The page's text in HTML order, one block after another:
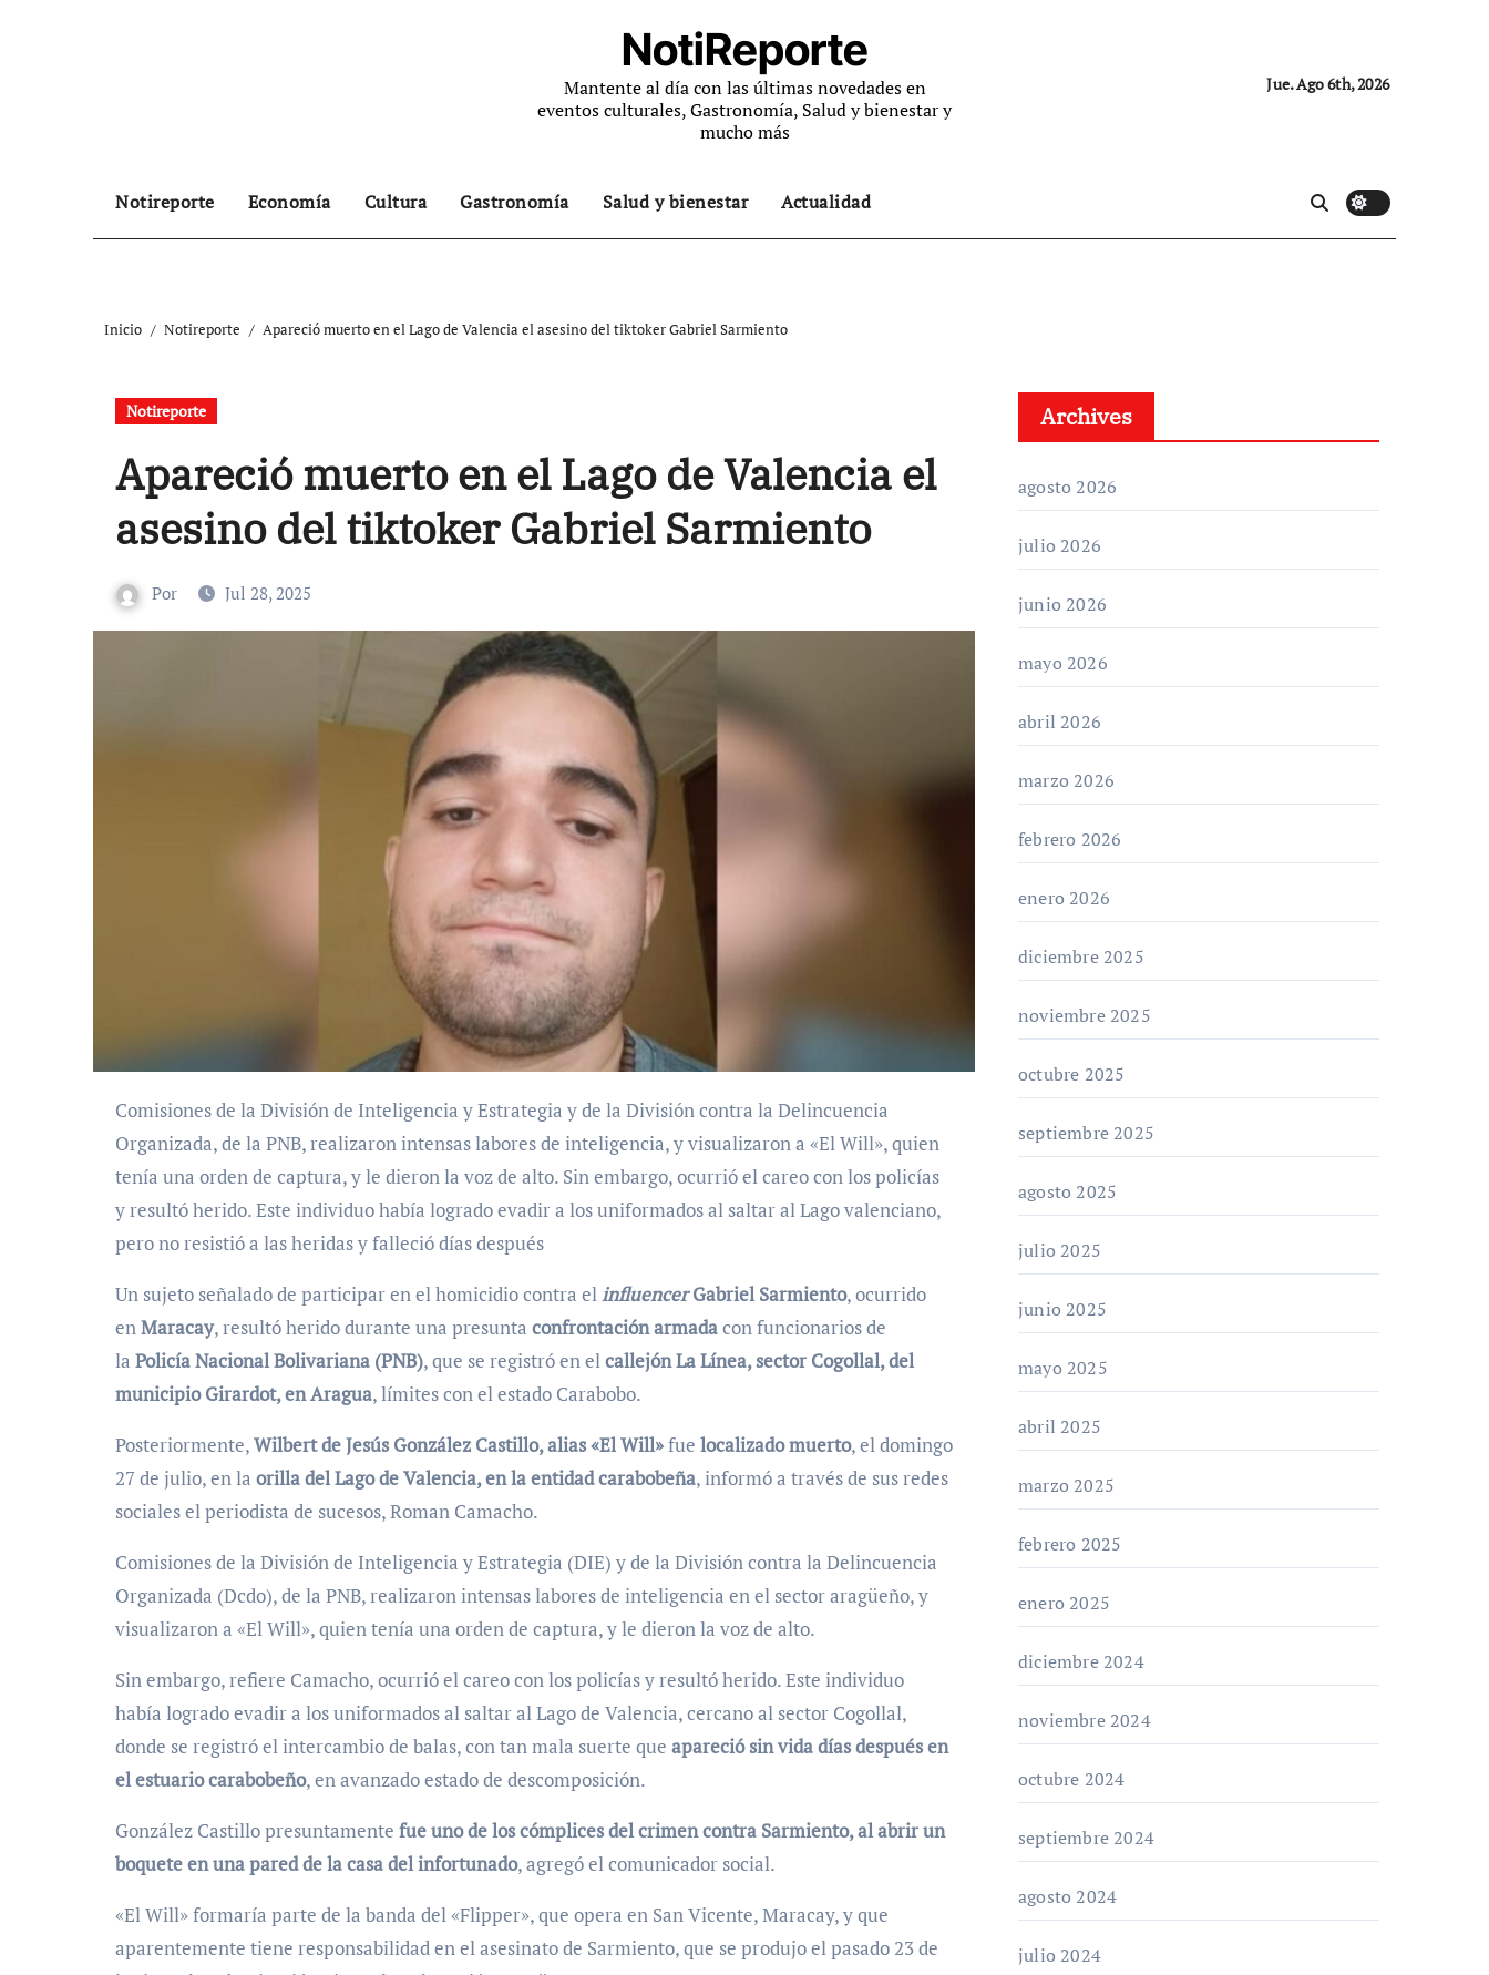
NotiReporte
Mantente al día con las últimas novedades en
eventos culturales, Gastronomía, Salud y bienestar y
mucho más
Jue. Ago 6th, 2026
Notireporte Economía Cultura Gastronomía Salud y bienestar Actualidad
Inicio Notireporte Apareció muerto en el Lago de Valencia el asesino del tiktoker Gabriel Sarmiento
Notireporte
Apareció muerto en el Lago de Valencia el
asesino del tiktoker Gabriel Sarmiento
Por Jul 28, 2025
Comisiones de la División de Inteligencia y Estrategia y de la División contra la Delincuencia
Organizada, de la PNB, realizaron intensas labores de inteligencia, y visualizaron a «El Will», quien
tenía una orden de captura, y le dieron la voz de alto. Sin embargo, ocurrió el careo con los policías
y resultó herido. Este individuo había logrado evadir a los uniformados al saltar al Lago valenciano,
pero no resistió a las heridas y falleció días después
Un sujeto señalado de participar en el homicidio contra elinfluencerGabriel Sarmiento, ocurrido
enMaracay, resultó herido durante una presunta confrontación armadacon funcionarios de
la Policía Nacional Bolivariana (PNB), que se registró en elcallejón La Línea, sector Cogollal, del
municipio Girardot, en Aragua, límites con el estado Carabobo.
Posteriormente,Wilbert de Jesús González Castillo, alias «El Will»fue localizado muerto, el domingo
27 de julio, en la orilla del Lago de Valencia, en la entidad carabobeña, informó a través de sus redes
sociales el periodista de sucesos, Roman Camacho.
Comisiones de la División de Inteligencia y Estrategia (DIE) y de la División contra la Delincuencia
Organizada (Dcdo), de la PNB, realizaron intensas labores de inteligencia en el sector aragüeño, y
visualizaron a «El Will», quien tenía una orden de captura, y le dieron la voz de alto.
Sin embargo, refiere Camacho, ocurrió el careo con los policías y resultó herido. Este individuo
había logrado evadir a los uniformados al saltar al Lago de Valencia, cercano al sector Cogollal,
donde se registró el intercambio de balas, con tan mala suerte que apareció sin vida días después en
el estuario carabobeño, en avanzado estado de descomposición.
González Castillo presuntamente fue uno de los cómplices del crimen contra Sarmiento, al abrir un
boquete en una pared de la casa del infortunado, agregó el comunicador social.
«El Will» formaría parte de la banda del «Flipper», que opera en San Vicente, Maracay, y que
aparentemente tiene responsabilidad en el asesinato de Sarmiento, que se produjo el pasado 23 de
Archives
agosto 2026
julio 2026
junio 2026
mayo 2026
abril 2026
marzo 2026
febrero 2026
enero 2026
diciembre 2025
noviembre 2025
octubre 2025
septiembre 2025
agosto 2025
julio 2025
junio 2025
mayo 2025
abril 2025
marzo 2025
febrero 2025
enero 2025
diciembre 2024
noviembre 2024
octubre 2024
septiembre 2024
agosto 2024
julio 2024